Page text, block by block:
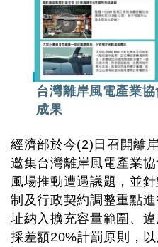
台灣離岸風電產業
成果
經濟部於今(2)日召開離
邀集台灣離岸風電產業
風場推動遭遇議題，並
制及行政契約調整重點
址納入擴充容量範圍、
採差額20%計罰原則，